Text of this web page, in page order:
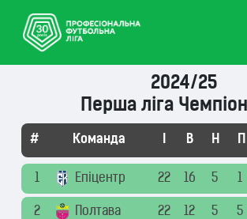
2024/25
Перша ліга
# Команда В Н
1 Епіцентр 22 16 5 1
2 Полтава 22 12 5 5